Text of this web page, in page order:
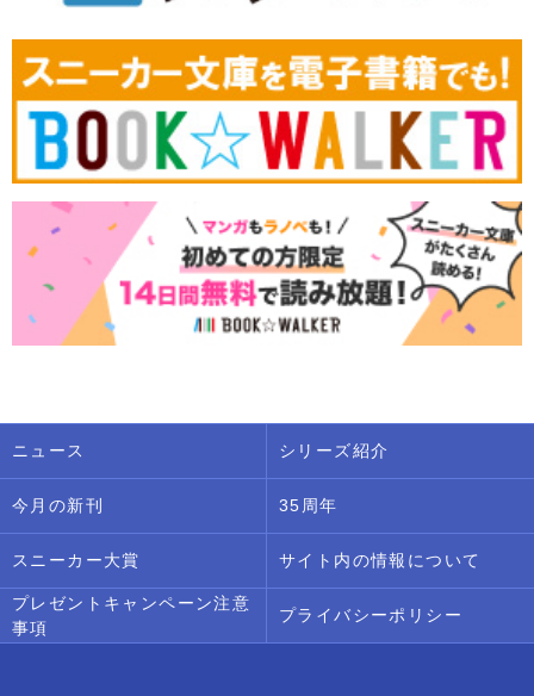
ニュース シリーズ紹介
今月の新刊 35周年
スニーカー大賞 サイト内の情報について
プレゼントキャンペーン注意
事項
プライバシーポリシー